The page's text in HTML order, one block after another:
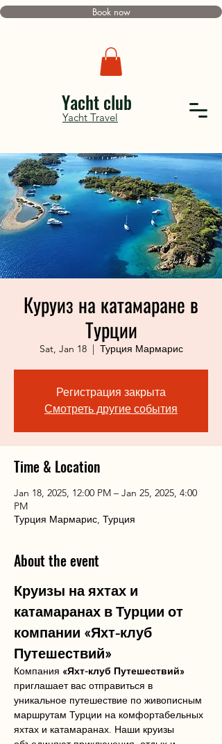
Book now
Yacht club
Yacht Travel
Куруиз на катамаране в
Турции
Sat, Jan 18
  |
Турция Мармарис
Регистрация закрыта
Смотреть другие события
Time & Location
Jan 18, 2025, 12:00 PM – Jan 25, 2025, 4:00
PM
Турция Мармарис, Турция
About the event
Круизы на яхтах и
катамаранах в Турции от
компании «Яхт-клуб
Путешествий»
Компания «Яхт-клуб Путешествий»
приглашает вас отправиться в
уникальное путешествие по живописным
маршрутам Турции на комфортабельных
яхтах и катамаранах. Наши круизы